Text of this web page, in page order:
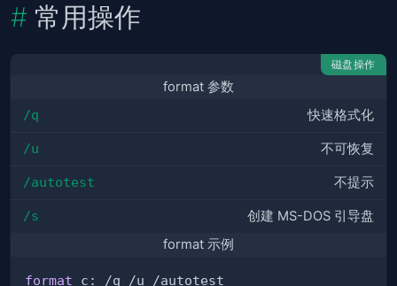
常用操作
磁盘操作
format 参数
/q 快速格式化
/u 不可恢复
/autotest 不提示
/s
创建 MS-DOS 引导盘
format 示例
format